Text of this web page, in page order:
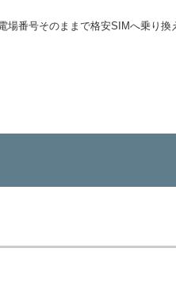
番号そのままで格安SIMへ乗り換